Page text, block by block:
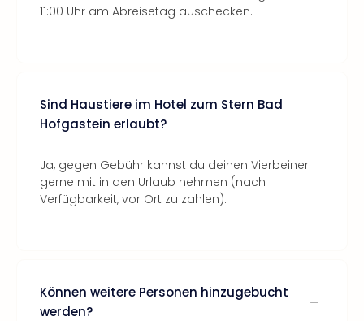
11:00 Uhr am Abreisetag auschecken.
Sind Haustiere im Hotel zum Stern Bad
Hofgastein erlaubt?
Ja, gegen Gebühr kannst du deinen Vierbeiner
gerne mit in den Urlaub nehmen (nach
Verfügbarkeit, vor Ort zu zahlen).
Können weitere Personen hinzugebucht
werden?